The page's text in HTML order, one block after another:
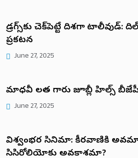
డ్రగ్స్‌కు చెక్‌పెట్టే దిశగా టాలీవుడ్:
ప్రకటన
June 27, 2025
మాధవీ లత గారు జూబ్లీ హిల్స్
June 27, 2025
విశ్వంభర సినిమా: కీరవాణికి
సిసిరోలియోకు అవకాశమా?